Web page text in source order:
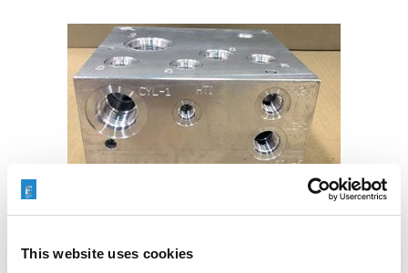
This website uses cookies